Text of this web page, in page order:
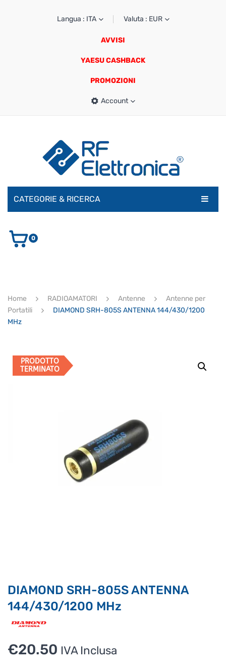
Langua : ITA Valuta : EUR
AVVISI
YAESU CASHBACK
PROMOZIONI
Account
CATEGORIE & RICERCA
AUDIO E VIDEO
ULTIMI ARRIVI
Ricerca
prodotti
0
Home RADIOAMATORI Antenne
Antenne per
Portatili
DIAMOND SRH-805S ANTENNA 144/430/1200
MHz
PRODOTTO
TERMINATO
DIAMOND SRH-805S ANTENNA
144/430/1200 MHz
€20.50 IVA Inclusa